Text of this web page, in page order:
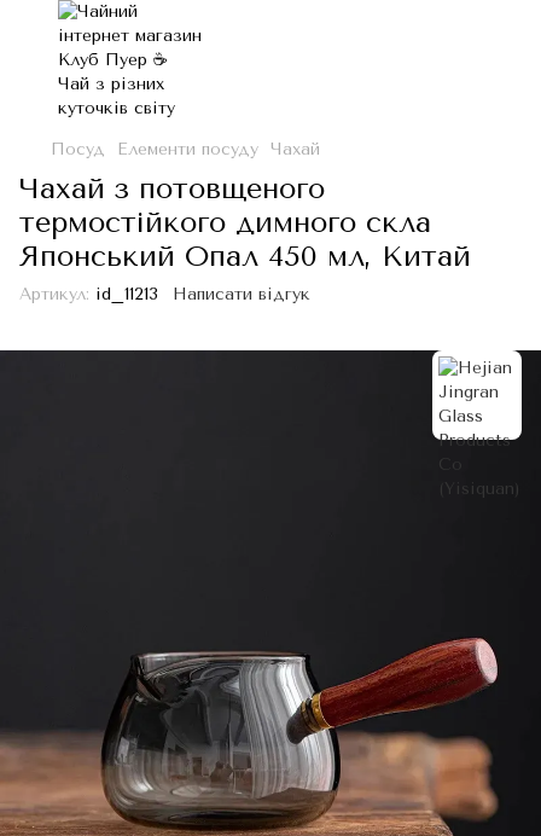
Посуд Елементи посуду Чахай
Чахай з потовщеного
термостійкого димного скла
Японський Опал 450 мл, Китай
Артикул: id_11213 Написати відгук